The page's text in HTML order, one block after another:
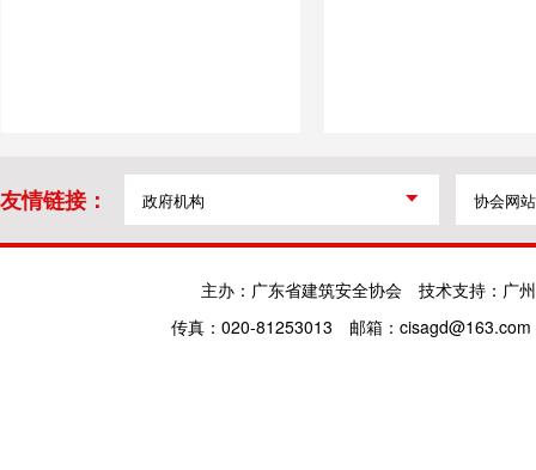
友情链接：
主办：广东省建筑安全协会
技术支持：广
传真：020-81253013
邮箱：cisagd@163.com